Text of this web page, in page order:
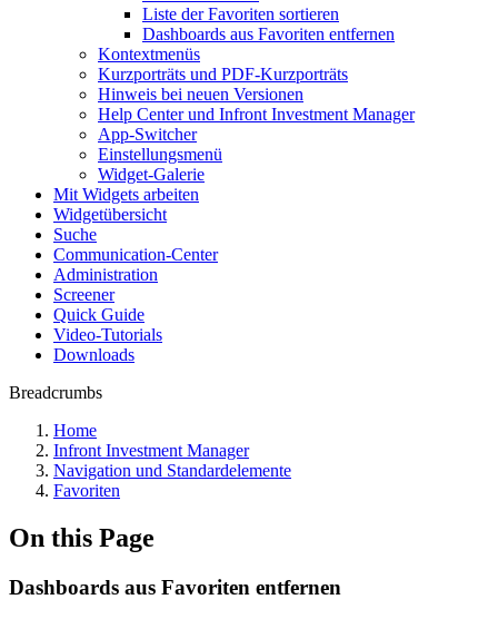
Liste der Favoriten sortieren
Dashboards aus Favoriten entfernen
Kontextmenüs
Kurzporträts und PDF-Kurzporträts
Hinweis bei neuen Versionen
Help Center und Infront Investment Manager
App-Switcher
Einstellungsmenü
Widget-Galerie
Mit Widgets arbeiten
Widgetübersicht
Suche
Communication-Center
Administration
Screener
Quick Guide
Video-Tutorials
Downloads
Breadcrumbs
Home
Infront Investment Manager
Navigation und Standardelemente
Favoriten
On this Page
Dashboards aus Favoriten entfernen